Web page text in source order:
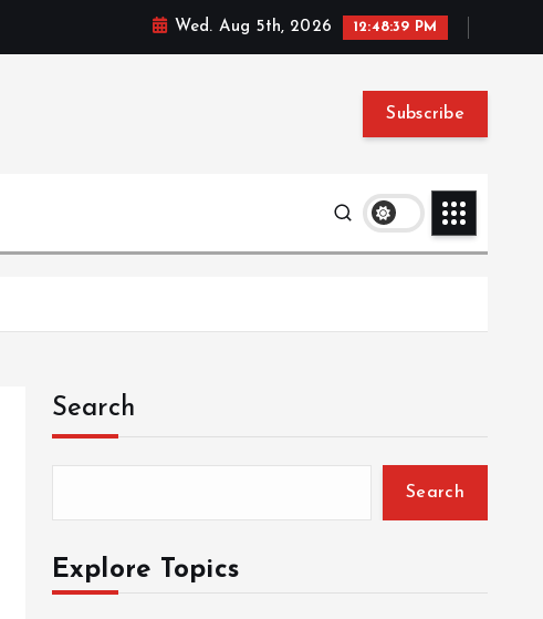
Wed. Aug 5th, 2026 12:48:40 PM
Subscribe
Search
Search
Explore Topics